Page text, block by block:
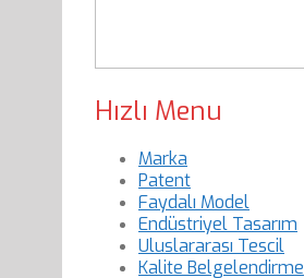
Hızlı Menu
Marka
Patent
Faydalı Model
Endüstriyel Tasarım
Uluslararası Tescil
Kalite Belgelendirme